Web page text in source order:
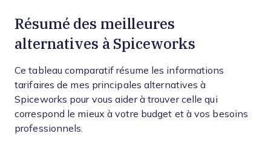
Résumé des meilleures
alternatives à Spiceworks
Ce tableau comparatif résume les informations
tarifaires de mes principales alternatives à
Spiceworks pour vous aider à trouver celle qui
correspond le mieux à votre budget et à vos besoins
professionnels.